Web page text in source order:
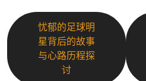
忧郁的足球明
星背后的故事
与心路历程探
讨